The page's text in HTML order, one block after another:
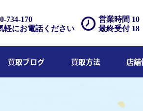
営業時間 10
最終受付 18
734-170
軽にお電話ください
買取ブログ 買取方法 店